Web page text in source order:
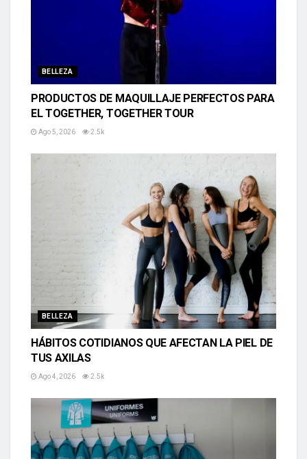
BELLEZA
PRODUCTOS DE MAQUILLAJE PERFECTOS PARA
EL TOGETHER, TOGETHER TOUR
Ago 5, 2026 2.5k
BELLEZA
HÁBITOS COTIDIANOS QUE AFECTAN LA PIEL DE
TUS AXILAS
Ago 4, 2026 2.5k